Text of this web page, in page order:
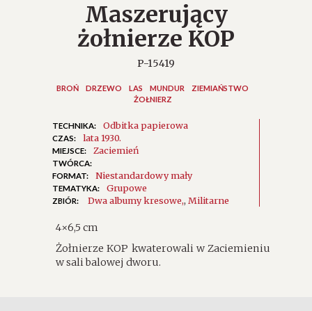
Maszerujący
żołnierze KOP
P-15419
BROŃ DRZEWO LAS MUNDUR
ZIEMIAŃSTWO
ŻOŁNIERZ
TECHNIKA: Odbitka papierowa
CZAS: lata 1930.
MIEJSCE: Zaciemień
TWÓRCA:
FORMAT:
Niestandardowy mały
TEMATYKA: Grupowe
ZBIÓR: Dwa albumy kresowe,Militarne
4×6,5 cm
Żołnierze KOP kwaterowali w Zaciemieniu
w sali balowej dworu.